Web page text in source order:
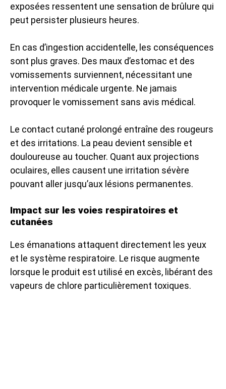
exposées ressentent une sensation de brûlure qui
peut persister plusieurs heures.
En cas d’ingestion accidentelle, les conséquences
sont plus graves. Des maux d’estomac et des
vomissements surviennent, nécessitant une
intervention médicale urgente. Ne jamais
provoquer le vomissement sans avis médical.
Le contact cutané prolongé entraîne des rougeurs
et des irritations. La peau devient sensible et
douloureuse au toucher. Quant aux projections
oculaires, elles causent une irritation sévère
pouvant aller jusqu’aux lésions permanentes.
Impact sur les voies respiratoires et
cutanées
Les émanations attaquent directement les yeux
et le système respiratoire. Le risque augmente
lorsque le produit est utilisé en excès, libérant des
vapeurs de chlore particulièrement toxiques.